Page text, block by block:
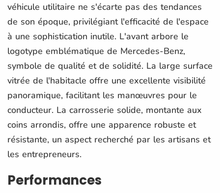
véhicule utilitaire ne s'écarte pas des tendances
de son époque, privilégiant l'efficacité de l'espace
à une sophistication inutile. L'avant arbore le
logotype emblématique de Mercedes-Benz,
symbole de qualité et de solidité. La large surface
vitrée de l'habitacle offre une excellente visibilité
panoramique, facilitant les manœuvres pour le
conducteur. La carrosserie solide, montante aux
coins arrondis, offre une apparence robuste et
résistante, un aspect recherché par les artisans et
les entrepreneurs.
Performances